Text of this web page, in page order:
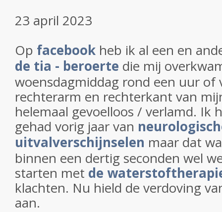
23 april 2023
Op facebook heb ik al een en
de tia - beroerte die mij
woensdagmiddag rond een uur of
rechterarm en rechterkant van
helemaal gevoelloos / verlamd. Ik
gehad vorig jaar van
uitvalverschijnselen maar dat
binnen een dertig seconden wel
starten met de
klachten. Nu hield de verdoving
aan.